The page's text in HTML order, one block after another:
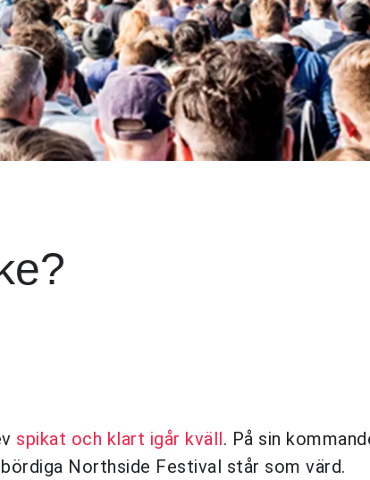
spikat och klart igår kväll. På sin
Northside Festival står som värd.